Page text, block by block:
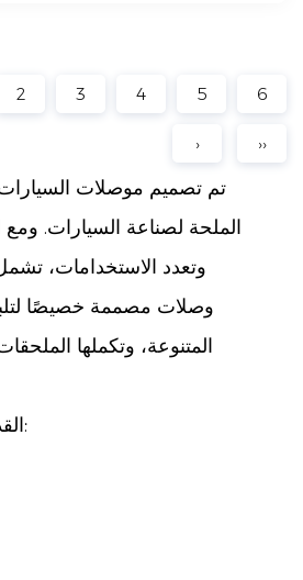
2 3 4 5 6
› ››
تم تصميم موصلات السيارات
الملحة لصناعة السيارات. ومع
وتعدد الاستخدامات،
وصلات مصممة خصيصًا
المتنوعة، وتكملها
القدرة على مقاومة الماء: